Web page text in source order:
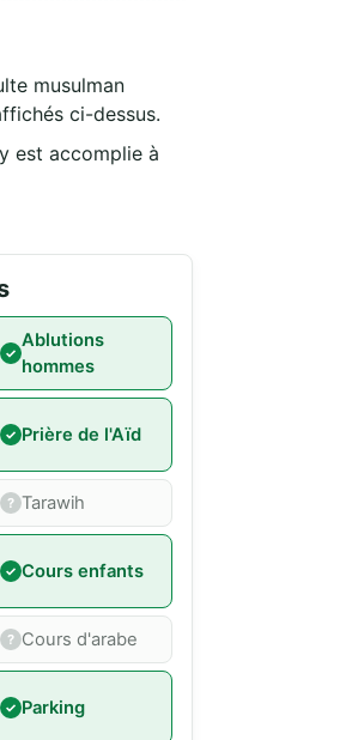
musulman
ci-dessus.
est accomplie à
Ablutions
hommes
Prière de l'Aïd
Tarawih
Cours enfants
Cours d'arabe
Parking